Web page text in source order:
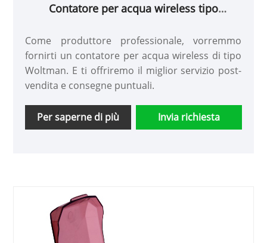
Contatore per acqua wireless tipo
Come produttore professionale, vorremmo
fornirti un contatore per acqua wireless di tipo
Woltman. E ti offriremo il miglior servizio post-
vendita e consegne puntuali.
Per saperne di più Invia richiesta